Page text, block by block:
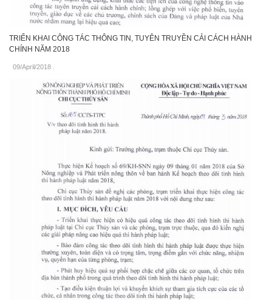
TRIỂN KHAI CÔNG TÁC THÔNG TIN, TUYÊN TRUYỀN CẢI CÁCH HÀNH
CHÍNH NĂM 2018
09/April/2018